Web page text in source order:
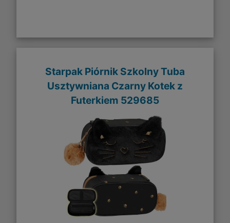
Starpak Piórnik Szkolny Tuba
Usztywniana Czarny Kotek z
Futerkiem 529685